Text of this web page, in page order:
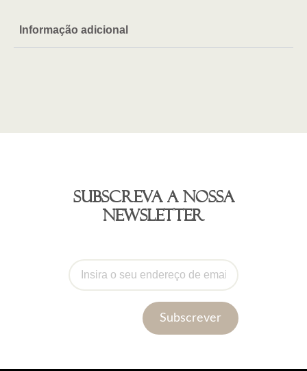
Informação adicional
Subscreva a nossa
newsletter
Subscrever